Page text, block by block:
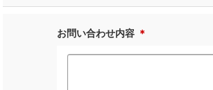
お問い合わせ内容 ＊